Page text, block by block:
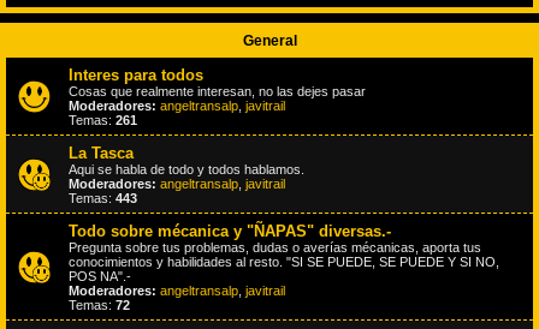
General
Interes para todos
Cosas que realmente interesan, no las dejes pasar
Moderadores: angeltransalp javitrail
Temas: 261
La Tasca
Aqui se habla de todo y todos hablamos.
Moderadores: angeltransalp javitrail
Temas: 443
Todo sobre mécanica y "ÑAPAS" diversas.-
Pregunta sobre tus problemas, dudas o averías mécanicas, aporta tus
conocimientos y habilidades al resto. "SI SE PUEDE, SE PUEDE Y SI NO,
POS NA".-
Moderadores: angeltransalp javitrail
Temas: 72